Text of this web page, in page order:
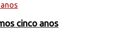
cinco anos